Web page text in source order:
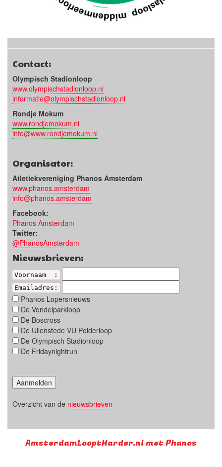
Contact:
Olympisch Stadionloop
www.olympischstadionloop.nl
informatie@olympischstadionloop.nl
Rondje Mokum
www.rondjemokum.nl
info@www.rondjemokum.nl
Organisator:
Atletiekvereniging Phanos Amsterdam
www.phanos.amsterdam
info@phanos.amsterdam
Facebook:
Phanos Amsterdam
Twitter:
@PhanosAmsterdam
Nieuwsbrieven:
Voornaam :
Emailadres:
Phanos Lopersnieuws
De Vondelparkloop
De Boscross
De Uilenstede VU Polderloop
De Olympisch Stadionloop
De Fridaynightrun
Overzicht van de nieuwsbrieven
AmsterdamLooptHarder.nl met Phanos